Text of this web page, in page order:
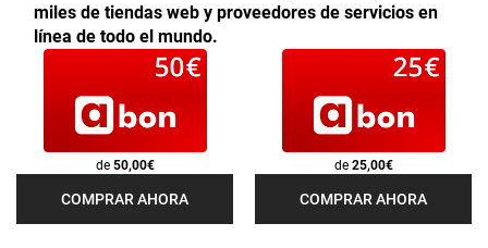
miles de tiendas web y proveedores de servicios en
línea de todo el mundo.
de50,00€
COMPRAR AHORA
de25,00€
COMPRAR AHORA